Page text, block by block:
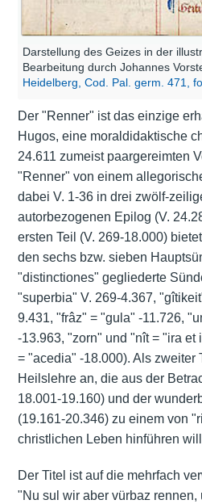
Darstellung des Geizes in der
Bearbeitung durch Johannes
Heidelberg, Cod. Pal. germ. 471,
Der "Renner" ist das einzige
Hugos, eine moraldidaktische
24.611 zumeist paargereimten
"Renner" von einem
dabei V. 1-36 in drei zwölf-
autorbezogenen Epilog (V.
ersten Teil (V. 269-18.000)
den sechs bzw. sieben
"distinctiones" gegliederte
"superbia" V. 269-4.367,
9.431, "frâz" = "gula" -11.726,
-13.963, "zorn" und "nît = "ira
= "acedia" -18.000). Als zweiter
Heilslehre an, die aus der
18.001-19.160) und der
(19.161-20.346) zu einem von
christlichen Leben hinführen
Der Titel ist auf die mehrfach
"Nu sul wir aber vürbaz rennen,